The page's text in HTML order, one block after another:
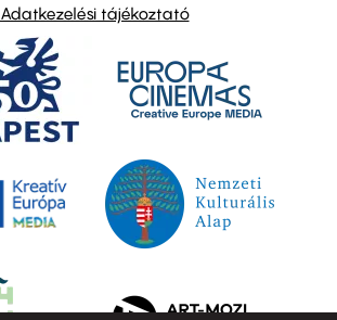
Adatkezelési tájékoztató